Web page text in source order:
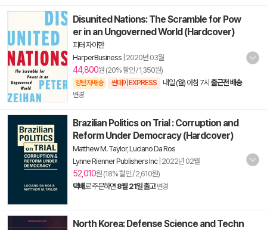
Disunited Nations: The Scramble for Pow
er in an Ungoverned World (Hardcover)
피터 자이한
HarperBusiness 2020년 03월
44,800원 (20% 할인 / 1,350원)
양탄자배송 썬데이 EXPRESS 내일 (월) 아침 7시 출근전 배송
변경
Brazilian Politics on Trial : Corruption and
Reform Under Democracy (Hardcover)
Matthew M. Taylor,Luciano Da Ros
Lynne Rienner Publishers Inc| 2022년 02월
52,010원 (18% 할인 / 2,610원)
택배로 주문하면 8월 21일 출고 변경
North Korea: Defense Science and Techn